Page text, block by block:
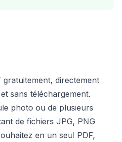
directement
sans téléchargement.
photo ou de plusieurs
de fichiers JPG, PNG
en un seul PDF,